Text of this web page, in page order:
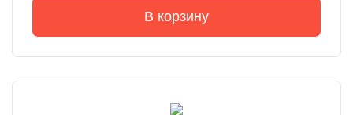
В корзину